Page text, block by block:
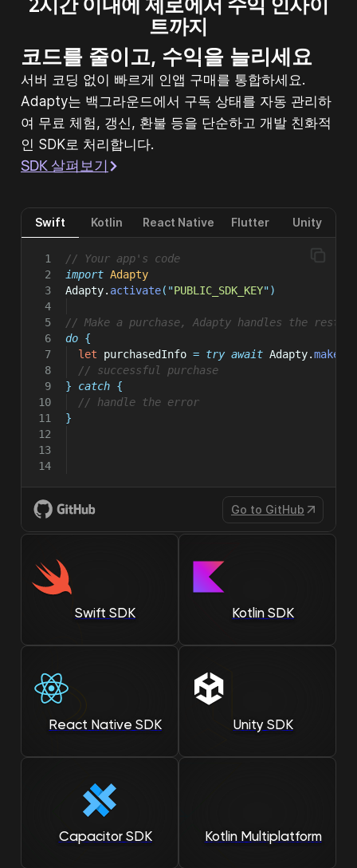
2시간 이내에 제로에서 수익 인사이
트까지
코드를 줄이고, 수익을 늘리세요
서버 코딩 없이 빠르게 인앱 구매를 통합하세요.
Adapty는 백그라운드에서 구독 상태를 자동 관리하
여 무료 체험, 갱신, 환불 등을 단순하고 개발 친화적
인 SDK로 처리합니다.
SDK 살펴보기
Swift Kotlin React Native Flutter Unity
// Your app's code
import Adapty
Adapty. activate( "PUBLIC_SDK_KEY")
// Make a purchase, Adapty handles the rest
do {
let purchasedInfo = try await Adapty.
// successful purchase
}
catch {
// handle the error
}
Go to GitHub
Swift SDK Kotlin SDK
React Native SDK Unity SDK
Capacitor SDK Kotlin Multiplatform